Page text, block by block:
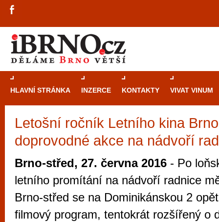
HLAVNÍ STRÁNKA INZERCE KONTAKTY VIVAT VINUM
Letošní ročník Letního kina
doprovodné akce na nádvoří
Brno-střed, 27. června 2016 - Po
letního promítání na nádvoří radnice
Brno-střed se na Dominikánskou 2
filmový program, tentokrát rozšířený o
Průvodce
Brně: Od
Brno je
zajímavé
restaurace,
Mimo jiné je ale také místem, kde si